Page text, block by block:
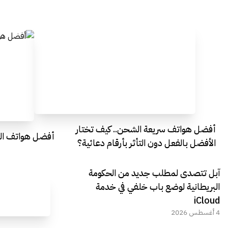
أفضل هواتف سريعة الشحن.. كيف تختار
الأفضل بالفعل دون التأثر بأرقام دعائية؟
أفضل هواتف
آبل تتصدى لمطلب جديد من الحكومة
البريطانية لوضع باب خلفي في خدمة
iCloud
4 أغسطس 2026